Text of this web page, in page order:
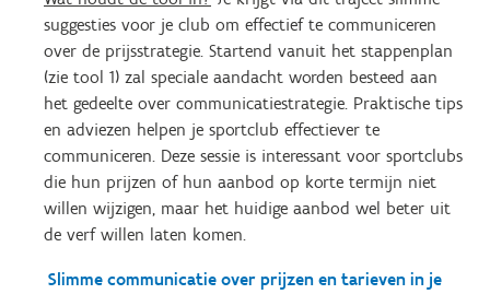
suggesties voor je club om effectief te communiceren
over de prijsstrategie. Startend vanuit het stappenplan
(zie tool 1) zal speciale aandacht worden besteed aan
het gedeelte over communicatiestrategie. Praktische tips
en adviezen helpen je sportclub effectiever te
communiceren. Deze sessie is interessant voor sportclubs
die hun prijzen of hun aanbod op korte termijn niet
willen wijzigen, maar het huidige aanbod wel beter uit
de verf willen laten komen.
Slimme communicatie over prijzen en tarieven in je